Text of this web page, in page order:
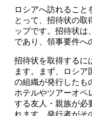
ロシアへ訪れること
とって、招待状の取
ップです。招待状は
であり、領事要件へ
招待状を取得するに
ます。まず、ロシア
の組織が発行したも
ホテルやツアーオペ
する友人・親族が必
れます。発行者がそ